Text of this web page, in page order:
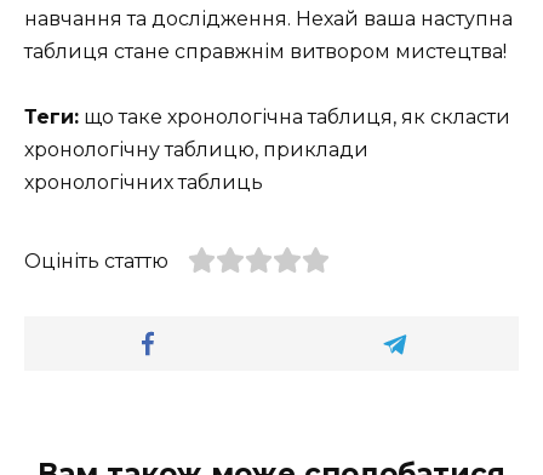
навчання та дослідження. Нехай ваша наступна
таблиця стане справжнім витвором мистецтва!
Теги: що таке хронологічна таблиця, як скласти
хронологічну таблицю, приклади
хронологічних таблиць
Оцініть статтю